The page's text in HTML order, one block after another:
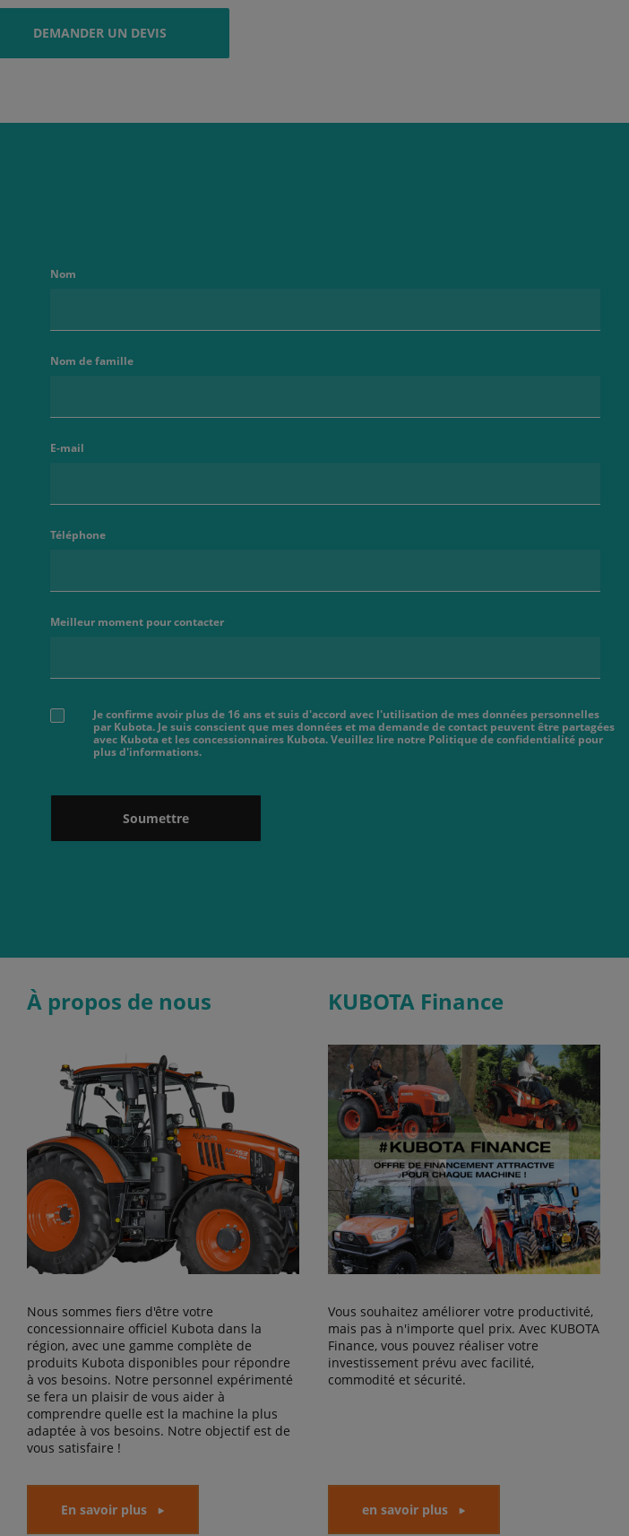
DEMANDER UN DEVIS
Nom
Nom de famille
E-mail
Téléphone
Meilleur moment pour contacter
Je confirme avoir plus de 16 ans et suis d'accord avec l'utilisation de mes données personnelles
par Kubota. Je suis conscient que mes données et ma demande de contact peuvent être partagées
avec Kubota et les concessionnaires Kubota. Veuillez lire notre Politique de confidentialité pour
plus d'informations.
Soumettre
À propos de nous
Nous sommes fiers d'être votre
concessionnaire officiel Kubota dans la
région, avec une gamme complète de
produits Kubota disponibles pour répondre
à vos besoins. Notre personnel expérimenté
se fera un plaisir de vous aider à
comprendre quelle est la machine la plus
adaptée à vos besoins. Notre objectif est de
vous satisfaire !
En savoir plus
KUBOTA Finance
Vous souhaitez améliorer votre productivité,
mais pas à n'importe quel prix. Avec KUBOTA
Finance, vous pouvez réaliser votre
investissement prévu avec facilité,
commodité et sécurité.
en savoir plus